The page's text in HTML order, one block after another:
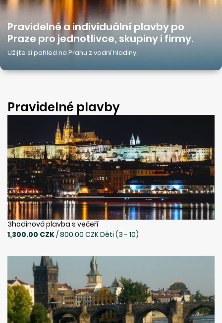
Pravidelné a individuální plavby po
Praze pro jednotlivce, skupiny i firmy.
Užijte si pohled na Prahu z vodní hladiny.
Pravidelné plavby
3hodinová plavba s večeří
1,300.00 CZK/ 800.00 CZK Děti (3 - 10)